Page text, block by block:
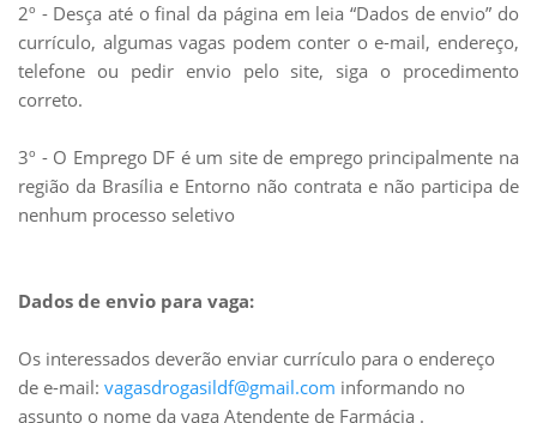
2º - Desça até o final da página em leia “Dados de envio” do
currículo, algumas vagas podem conter o e-mail, endereço,
telefone ou pedir envio pelo site, siga o procedimento
correto.
3º - O Emprego DF é um site de emprego principalmente na
região da Brasília e Entorno não contrata e não participa de
nenhum processo seletivo
Dados de envio para vaga:
Os interessados deverão enviar currículo para o endereço
de e-mail: vagasdrogasildf@gmail.com informando no
assunto o nome da vaga Atendente de Farmácia .